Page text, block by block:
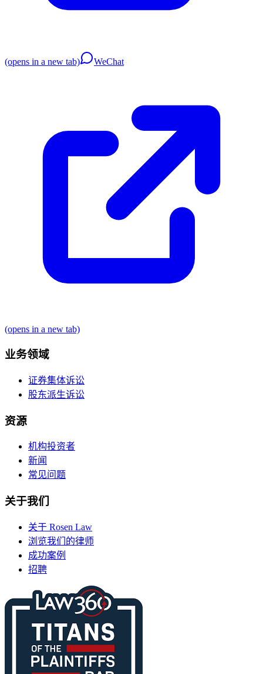
(opens in a new tab) WeChat
(opens in a new tab)
业务领域
证券集体诉讼
股东派生诉讼
资源
机构投资者
新闻
常见问题
关于我们
关于 Rosen Law
浏览我们的律师
成功案例
招聘